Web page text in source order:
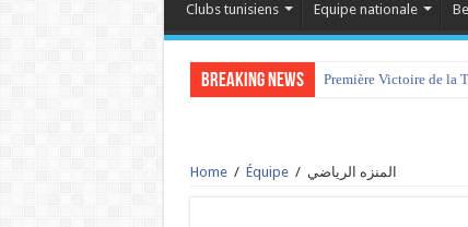
Clubs tunisiens Equipe nationale
Breaking News Première Victoire de la
Home / Équipe / المنزه الرياضي